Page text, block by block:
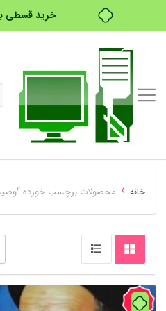
خرید قسطی
خانه › محصولات برچسب خورده
91%